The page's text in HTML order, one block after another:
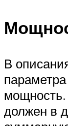
В
мощность.
должен в